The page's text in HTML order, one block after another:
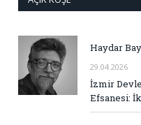
Haydar
29.04.2026
İzmir
Efsanesi: